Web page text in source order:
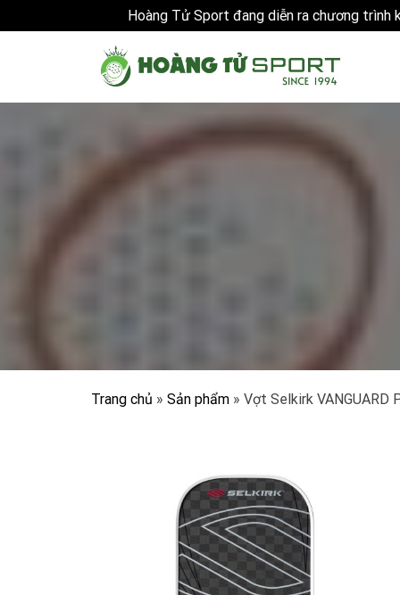
Hoàng Tử Sport đang diễn ra chương trình
Trang chủ » Sản phẩm » Vợt Selkirk VANGUARD